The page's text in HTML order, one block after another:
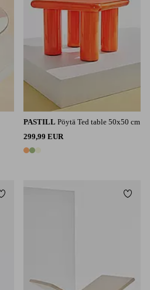
PASTILL Pöytä Ted table 50x50 cm
299,99 EUR
3 värejä
Lisää suosikkeihin Lisää